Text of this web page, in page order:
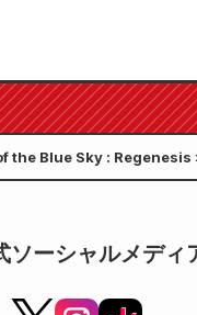
the Blue Sky :
le 25 septembre)
ソーシャルメディ